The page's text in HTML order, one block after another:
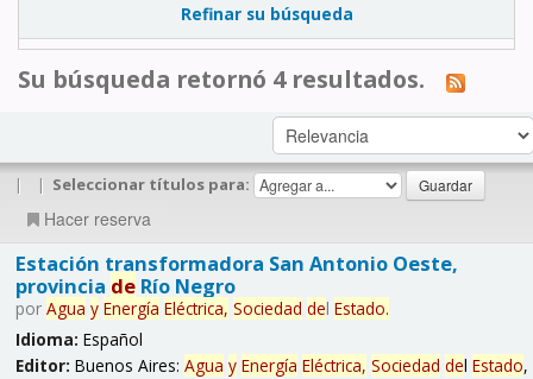
Refinar su búsqueda
Su búsqueda retornó 4 resultados.
| | Seleccionar títulos para:
Hacer reserva
Estación transformadora San Antonio Oeste,
provincia deRío Negro
por Agua y Energía Eléctrica, Sociedad del Estado.
Idioma: Español
Editor: Buenos Aires: Agua y Energía Eléctrica, Sociedad del Estado,